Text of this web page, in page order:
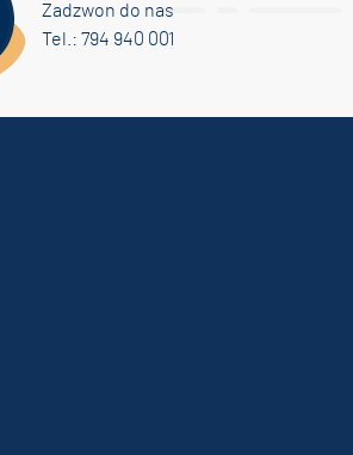
Zadzwon do nas
Tel.: 794 940 001